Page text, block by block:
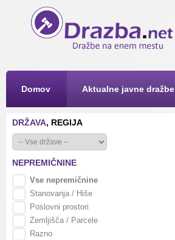
Domov Aktualne javne dražbe
DRŽAVA, REGIJA
NEPREMIČNINE
Vse nepremičnine
Stanovanja / Hiše
Poslovni prostori
Zemljišča / Parcele
Razno